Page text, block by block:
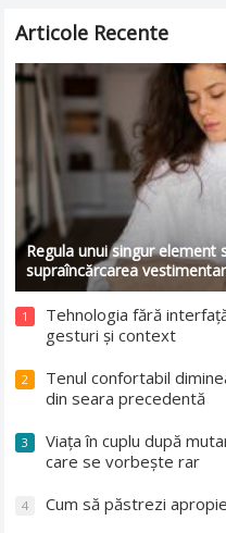
Articole Recente
Regula unui singur element
supraîncărcarea
1
Tehnologia fără
gesturi și context
2
Tenul confortabil
din seara precedentă
3
Viața în cuplu după
care se vorbește rar
4 Cum să păstrezi